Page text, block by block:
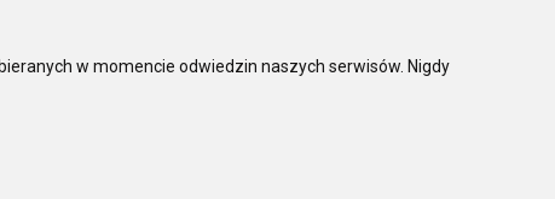
w momencie odwiedzin naszych serwisów. Nigdy